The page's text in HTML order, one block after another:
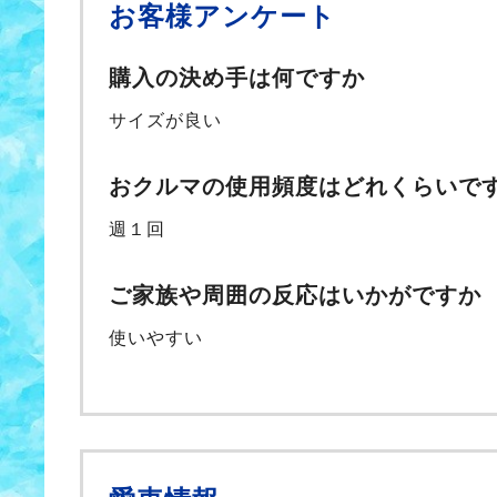
お客様アンケート
購入の決め手は何ですか
サイズが良い
おクルマの使用頻度はどれくらいで
週１回
ご家族や周囲の反応はいかがですか
使いやすい